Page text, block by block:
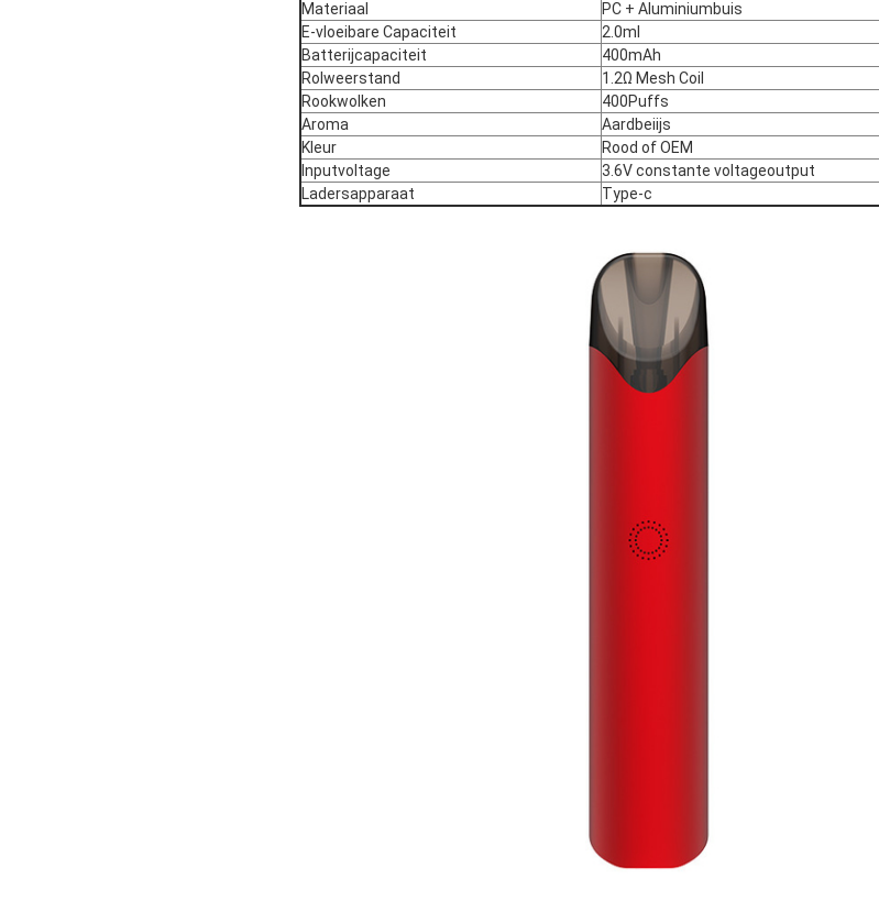
Materiaal
PC + Aluminiumbuis
E-vloeibare Capaciteit
2.0ml
Batterijcapaciteit
400mAh
Rolweerstand
1.2Ω Mesh Coil
Rookwolken
400Puffs
Aroma
Aardbeiijs
Kleur
Rood of OEM
Inputvoltage
3.6V constante voltageoutput
Ladersapparaat
Type-c